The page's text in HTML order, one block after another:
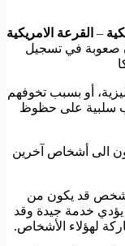
– القرعة الامريكية
صعوبة في تسجيل
أو بسبب تخوفهم
سلبية على حظوظ
الى أشخاص آخرين
الشخص قد يكون من
يؤدي خدمة جيدة وقد
لهؤلاء الأشخاص.